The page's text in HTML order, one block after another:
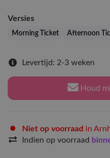
Versies
Morning Ticket Afternoon
Levertijd: 2-3 weken
Houd
Niet op voorraad in
Indien op voorraad